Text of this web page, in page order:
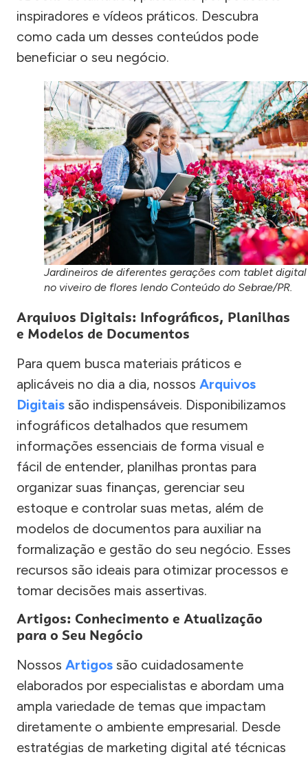
inspiradores e vídeos práticos. Descubra
como cada um desses conteúdos pode
beneficiar o seu negócio.
Jardineiros de diferentes gerações com tablet digital
no viveiro de flores lendo Conteúdo do Sebrae/PR.
Arquivos Digitais: Infográficos, Planilhas
e Modelos de Documentos
Para quem busca materiais práticos e
aplicáveis no dia a dia, nossos Arquivos
Digitais são indispensáveis. Disponibilizamos
infográficos detalhados que resumem
informações essenciais de forma visual e
fácil de entender, planilhas prontas para
organizar suas finanças, gerenciar seu
estoque e controlar suas metas, além de
modelos de documentos para auxiliar na
formalização e gestão do seu negócio. Esses
recursos são ideais para otimizar processos e
tomar decisões mais assertivas.
Artigos: Conhecimento e Atualização
para o Seu Negócio
Nossos Artigos são cuidadosamente
elaborados por especialistas e abordam uma
ampla variedade de temas que impactam
diretamente o ambiente empresarial. Desde
estratégias de marketing digital até técnicas